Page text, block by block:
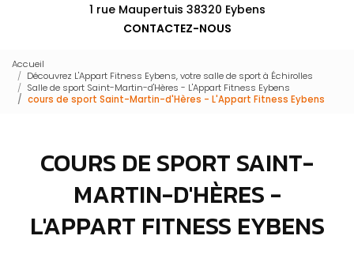
1 rue Maupertuis 38320 Eybens
CONTACTEZ-NOUS
Accueil
Découvrez L'Appart Fitness Eybens, votre salle de sport à Échirolles
Salle de sport Saint-Martin-d'Hères - L'Appart Fitness Eybens
cours de sport Saint-Martin-d'Hères - L'Appart Fitness Eybens
COURS DE SPORT SAINT-
MARTIN-D'HÈRES -
L'APPART FITNESS EYBENS